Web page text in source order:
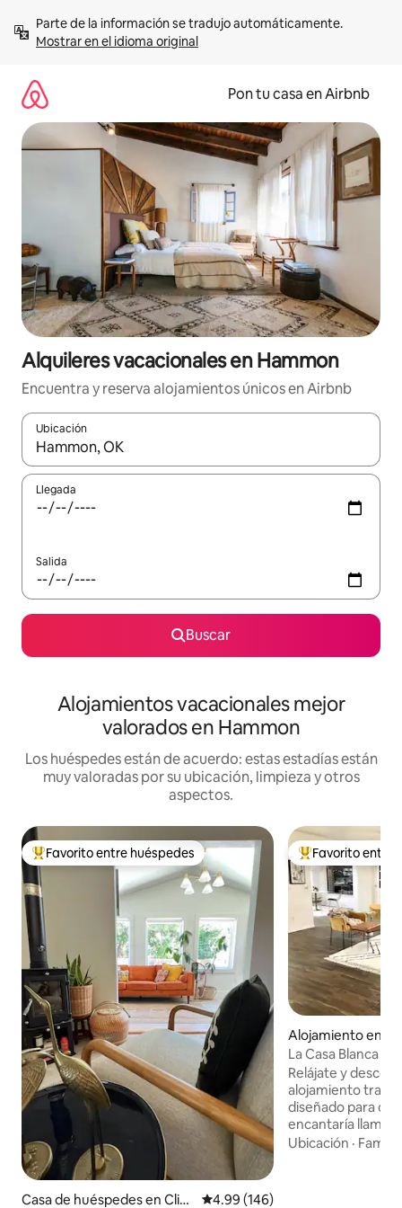
contenidoMostrar en el idioma original
Pon tu casa en Airbnb
Alquileres vacacionales en Hammon
Encuentra y reserva alojamientos únicos en Airbnb
Ubicación
Cuando los resultados estén disponibles, navega con las
Llegada
Salida
Buscar
Alojamientos vacacionales mejor
valorados en Hammon
Los huéspedes están de acuerdo: estas estadías están
muy valoradas por su ubicación, limpieza y otros
aspectos.
Favorito entre huéspedes preferido
Favorito entre huéspedes
Casa de huéspedes en Clint
Calificación promedio: 4.99 de
4.99 (146)
Favorito entre
Favorito entre
Alojamiento en
La Casa Blanca y
Relájate y
alojamiento
diseñado para
encantaría llamar
White Bungalow
Ubicación ·